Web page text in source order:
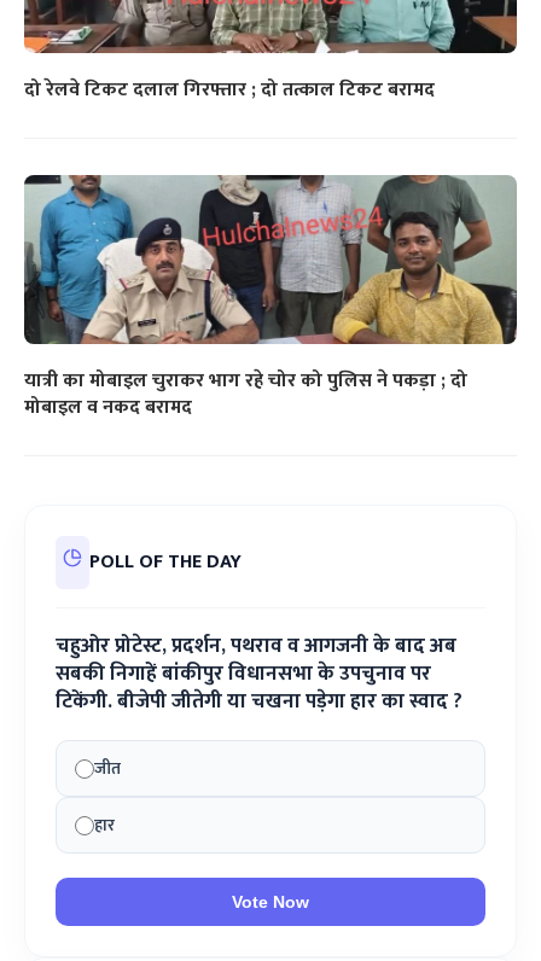
दो रेलवे टिकट दलाल गिरफ्तार ; दो तत्काल टिकट बरामद
यात्री का मोबाइल चुराकर भाग रहे चोर को पुलिस ने पकड़ा ; दो
मोबाइल व नकद बरामद
POLL OF THE DAY
चहुओर प्रोटेस्ट, प्रदर्शन, पथराव व आगजनी के बाद अब
सबकी निगाहें बांकीपुर विधानसभा के उपचुनाव पर
टिकेंगी. बीजेपी जीतेगी या चखना पड़ेगा हार का स्वाद ?
जीत
हार
Vote Now